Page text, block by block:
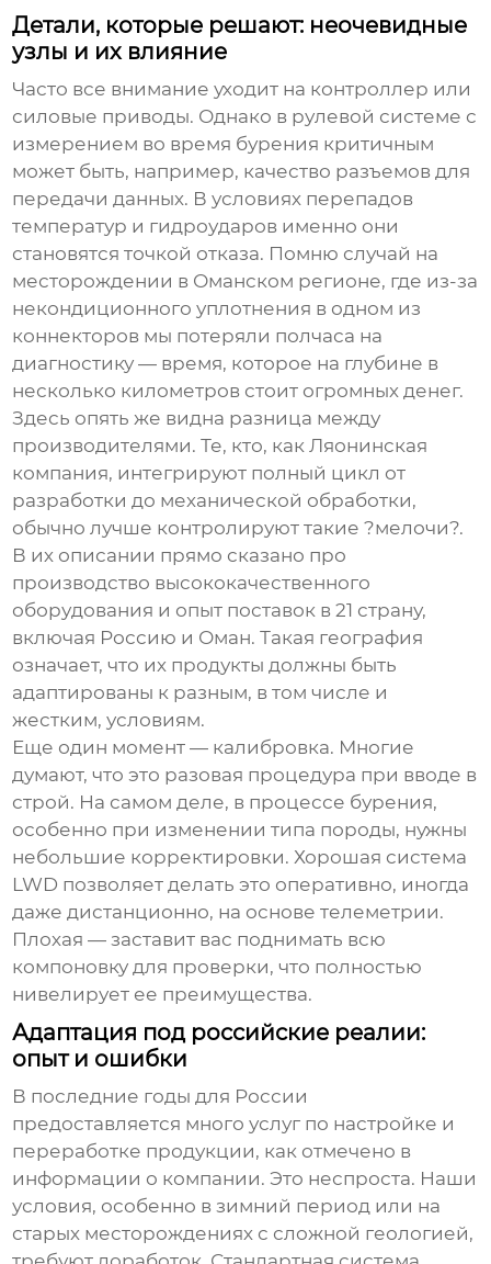
Детали, которые решают: неочевидные
узлы и их влияние
Часто все внимание уходит на контроллер или
силовые приводы. Однако в рулевой системе с
измерением во время бурения критичным
может быть, например, качество разъемов для
передачи данных. В условиях перепадов
температур и гидроударов именно они
становятся точкой отказа. Помню случай на
месторождении в Оманском регионе, где из-за
некондиционного уплотнения в одном из
коннекторов мы потеряли полчаса на
диагностику — время, которое на глубине в
несколько километров стоит огромных денег.
Здесь опять же видна разница между
производителями. Те, кто, как Ляонинская
компания, интегрируют полный цикл от
разработки до механической обработки,
обычно лучше контролируют такие ?мелочи?.
В их описании прямо сказано про
производство высококачественного
оборудования и опыт поставок в 21 страну,
включая Россию и Оман. Такая география
означает, что их продукты должны быть
адаптированы к разным, в том числе и
жестким, условиям.
Еще один момент — калибровка. Многие
думают, что это разовая процедура при вводе в
строй. На самом деле, в процессе бурения,
особенно при изменении типа породы, нужны
небольшие корректировки. Хорошая система
LWD позволяет делать это оперативно, иногда
даже дистанционно, на основе телеметрии.
Плохая — заставит вас поднимать всю
компоновку для проверки, что полностью
нивелирует ее преимущества.
Адаптация под российские реалии:
опыт и ошибки
В последние годы для России
предоставляется много услуг по настройке и
переработке продукции, как отмечено в
информации о компании. Это неспроста. Наши
условия, особенно в зимний период или на
старых месторождениях с сложной геологией,